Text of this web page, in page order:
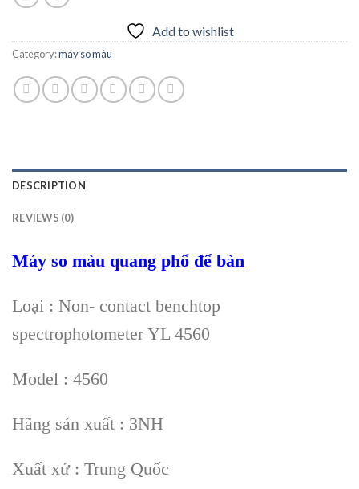
Add to wishlist
Category:máy so màu
DESCRIPTION
REVIEWS (0)
Máy so màu quang phổ để bàn
Loại : Non- contact benchtop
spectrophotometer YL 4560
Model : 4560
Hãng sản xuất : 3NH
Xuất xứ : Trung Quốc